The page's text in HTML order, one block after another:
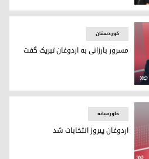
ترکیه - صلاح‌الدین دمیرتاش،
نخست وزیر اقلیم کوردستان به
کوردستان
مسرور بارزانی به اردوغان تبریک گفت
خاورمیانه
اردوغان پیروز انتخابات شد